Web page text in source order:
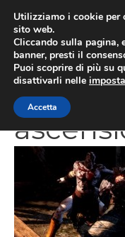
contenuto
god-of-
Utilizziamo i cookie
sito web.
Cliccando sulla pagina,
banner, presti il
Puoi scoprire di più su
disattivarli nelle
Accetta